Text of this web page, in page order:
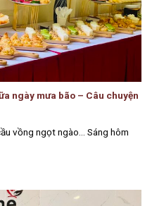
ngày mưa bão – Câu chuyện
vồng ngọt ngào… Sáng hôm